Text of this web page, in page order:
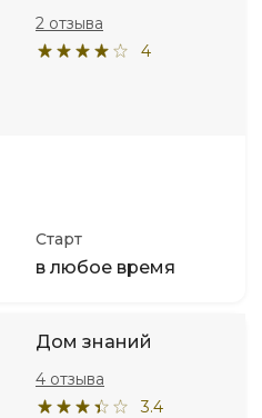
4
2 отзыва
Старт
в любое время
Дом знаний
3.4
4 отзыва